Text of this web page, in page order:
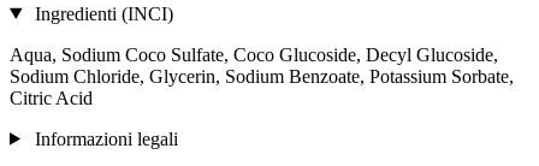
Ingredienti (INCI)
Aqua, Sodium Coco­ Sulfate, Coco Glucoside, Decyl Glucoside,
Sodium Chloride, Glycerin, Sodium Benzoate, Potassium Sorbate,
Citric Acid
Informazioni legali